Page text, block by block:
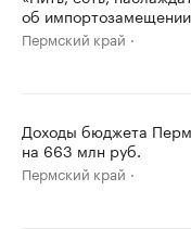
об импортозамещении
Пермский край
Доходы бюджета
на 663 млн руб.
Пермский край